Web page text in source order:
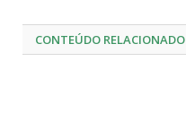
CONTEÚDO RELACIONADO